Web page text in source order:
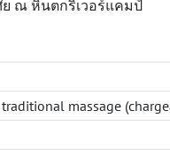
ณ หินตกริเวอร์แคมป์
massage